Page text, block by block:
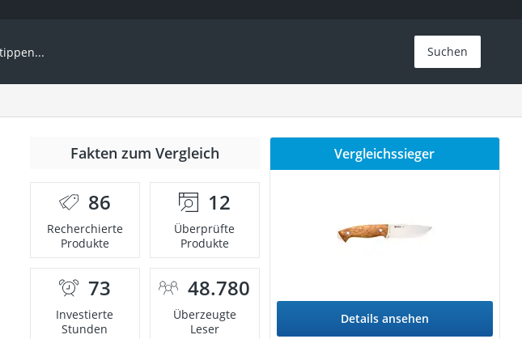
Suchen
Fakten zum Vergleich
86
Recherchierte
Produkte
12
Überprüfte
Produkte
73
Investierte
Stunden
48.780
Überzeugte
Leser
Vergleichssieger
Details ansehen